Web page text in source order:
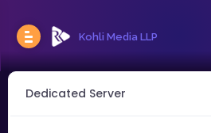
Kohli Media LLP
Dedicated Server